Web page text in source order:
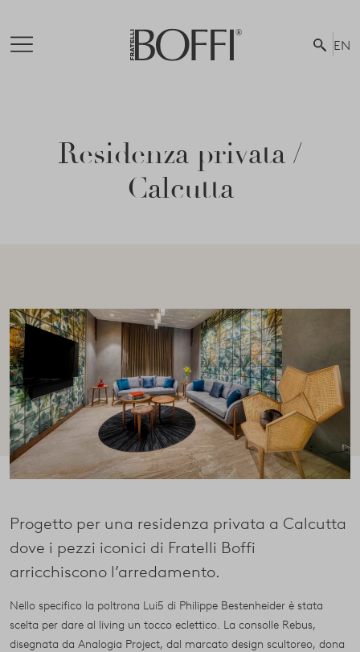
EN
Residenza privata /
Calcutta
Progetto per una residenza privata a Calcutta
dove i pezzi iconici di Fratelli Boffi
arricchiscono l’arredamento.
Nello specifico la poltrona Lui5 di Philippe Bestenheider è stata
scelta per dare al living un tocco eclettico. La consolle Rebus,
disegnata da Analogia Project, dal marcato design scultoreo, dona